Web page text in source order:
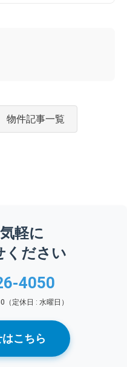
物件記事一覧
軽に
ください
4050
定休日 : 水曜日）
こちら